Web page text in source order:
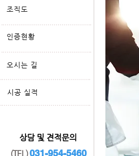
조직도
인증현황
오시는 길
​시공 실적
​상담 및 견적문의
(TEL)031-954-5460